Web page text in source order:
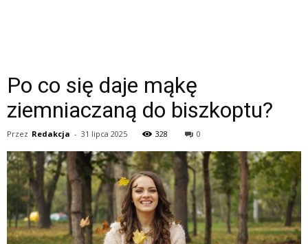
Po co się daje mąkę
ziemniaczaną do biszkoptu?
Przez Redakcja - 31 lipca 2025 328 0